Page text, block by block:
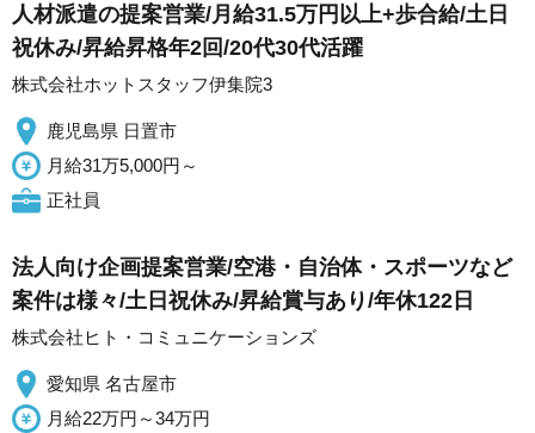
人材派遣の提案営業/月給31.5万円以上+歩合給/土日
祝休み/昇給昇格年2回/20代30代活躍
株式会社ホットスタッフ伊集院3
鹿児島県 日置市
月給31万5,000円～
正社員
法人向け企画提案営業/空港・自治体・スポーツなど
案件は様々/土日祝休み/昇給賞与あり/年休122日
株式会社ヒト・コミュニケーションズ
愛知県 名古屋市
月給22万円～34万円